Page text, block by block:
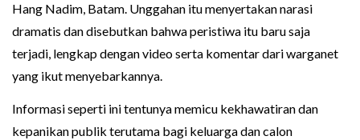
Hang Nadim, Batam. Unggahan itu menyertakan narasi
dramatis dan disebutkan bahwa peristiwa itu baru saja
terjadi, lengkap dengan video serta komentar dari warganet
yang ikut menyebarkannya.
Informasi seperti ini tentunya memicu kekhawatiran dan
kepanikan publik terutama bagi keluarga dan calon